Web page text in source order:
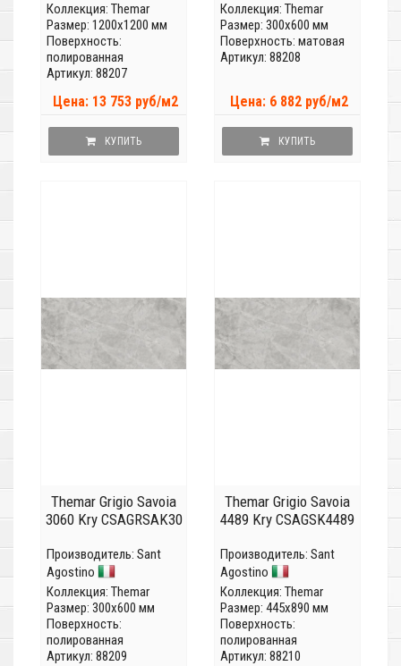
Коллекция: Themar
Размер: 1200x1200 мм
Поверхность:
полированная
Артикул: 88207
Цена: 13 753 руб/м2
КУПИТЬ
Коллекция: Themar
Размер: 300x600 мм
Поверхность: матовая
Артикул: 88208
Цена: 6 882 руб/м2
КУПИТЬ
Themar Grigio Savoia
3060 Kry CSAGRSAK30
Производитель: Sant
Agostino
Коллекция: Themar
Размер: 300x600 мм
Поверхность:
полированная
Артикул: 88209
Themar Grigio Savoia
4489 Kry CSAGSK4489
Производитель: Sant
Agostino
Коллекция: Themar
Размер: 445x890 мм
Поверхность:
полированная
Артикул: 88210